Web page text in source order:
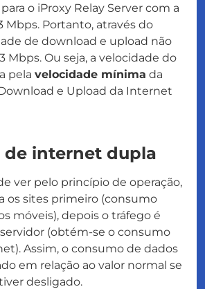
o iProxy Relay Server com a
Mbps. Portanto, através do
de download e upload não
Mbps. Ou seja, a velocidade do
pela velocidade mínima da
e Upload da Internet
de internet dupla
ver pelo princípio de operação,
os sites primeiro (consumo
móveis), depois o tráfego é
(obtém-se o consumo
Assim, o consumo de dados
em relação ao valor normal se
desligado.